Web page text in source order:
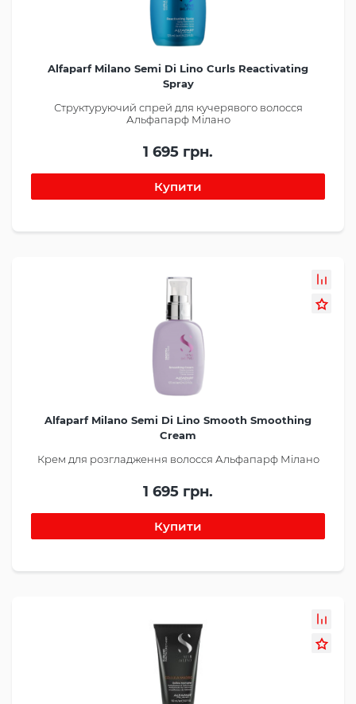
Alfaparf Milano Semi Di Lino Curls Reactivating
Spray
Структуруючий спрей для кучерявого волосся
Альфапарф Мілано
1 695 грн.
Alfaparf Milano Semi Di Lino Smooth Smoothing
Cream
Крем для розгладження волосся Альфапарф Мілано
1 695 грн.